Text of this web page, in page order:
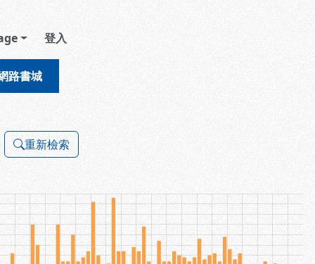
登入
路書城
重新檢索